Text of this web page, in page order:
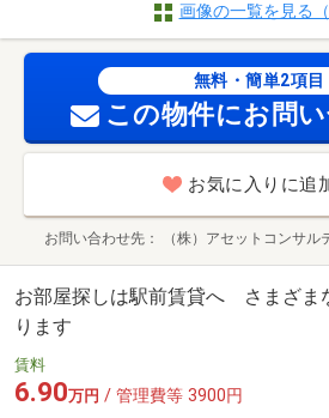
画像の一覧を見る（
無料・簡単2項目
この物件にお問
お気に入りに追
お問い合わせ先 （株）アセットコンサ
お部屋探しは駅前賃貸へ さまざま
ります
賃料
6.90万円 / 管理費等 3900円